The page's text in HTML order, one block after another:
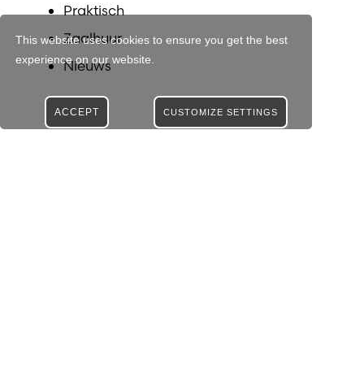
This website uses cookies to ensure you get the best
experience on our website.
CUSTOMIZE SETTINGS
ACCEPT
Praktisch
Zaalhuur
Nieuws